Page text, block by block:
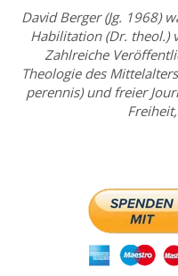
David Berger (Jg. 1968)
Habilitation (Dr. theol.)
Zahlreiche
Theologie des
perennis) und freier